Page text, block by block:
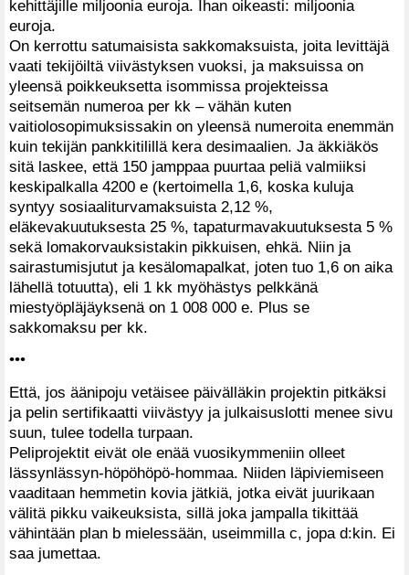
kehittäjille miljoonia euroja. Ihan oikeasti: miljoonia
euroja.
On kerrottu satumaisista sakkomaksuista, joita levittäjä
vaati tekijöiltä viivästyksen vuoksi, ja maksuissa on
yleensä poikkeuksetta isommissa projekteissa
seitsemän numeroa per kk – vähän kuten
vaitiolosopimuksissakin on yleensä numeroita enemmän
kuin tekijän pankkitilillä kera desimaalien. Ja äkkiäkös
sitä laskee, että 150 jamppaa puurtaa peliä valmiiksi
keskipalkalla 4200 e (kertoimella 1,6, koska kuluja
syntyy sosiaaliturvamaksuista 2,12 %,
eläkevakuutuksesta 25 %, tapaturmavakuutuksesta 5 %
sekä lomakorvauksistakin pikkuisen, ehkä. Niin ja
sairastumisjutut ja kesälomapalkat, joten tuo 1,6 on aika
lähellä totuutta), eli 1 kk myöhästys pelkkänä
miestyöpläjäyksenä on 1 008 000 e. Plus se
sakkomaksu per kk.
•••
Että, jos äänipoju vetäisee päivälläkin projektin pitkäksi
ja pelin sertifikaatti viivästyy ja julkaisuslotti menee sivu
suun, tulee todella turpaan.
Peliprojektit eivät ole enää vuosikymmeniin olleet
lässynlässyn-höpöhöpö-hommaa. Niiden läpiviemiseen
vaaditaan hemmetin kovia jätkiä, jotka eivät juurikaan
välitä pikku vaikeuksista, sillä joka jampalla tikittää
vähintään plan b mielessään, useimmilla c, jopa d:kin. Ei
saa jumettaa.